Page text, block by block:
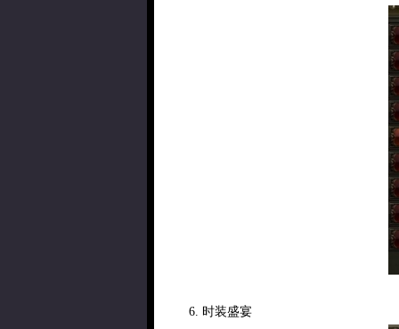
6. 时装盛宴